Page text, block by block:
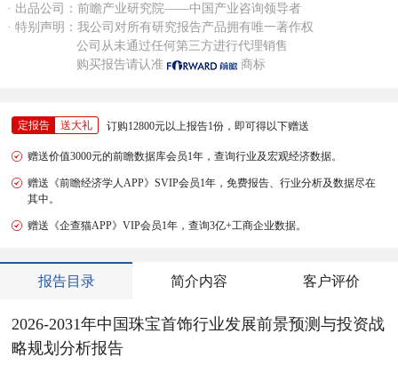
· 出品公司：前瞻产业研究院——中国产业咨询领导者
· 特别声明：我公司对所有研究报告产品拥有唯一著作权
公司从未通过任何第三方进行代理销售
购买报告请认准
商标
定报告 送大礼 订购12800元以上报告1份，即可得以下赠送
赠送价值3000元的前瞻数据库会员1年，查询行业及宏观经济数据。
赠送《前瞻经济学人APP》SVIP会员1年，免费报告、行业分析及数据尽在
其中。
赠送《企查猫APP》VIP会员1年，查询3亿+工商企业数据。
报告目录 简介内容 客户评价
2026-2031年中国珠宝首饰行业发展前景预测与投资战
略规划分析报告